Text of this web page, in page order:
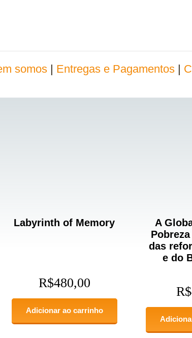
somos Entregas e Pagamentos
Labyrinth of Memory
R$480,00
Adicionar ao carrinho
A
das
e do
R$